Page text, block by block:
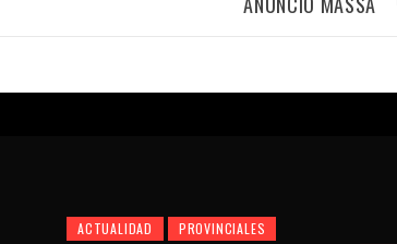
ACTUALIDAD PROVINCIALES